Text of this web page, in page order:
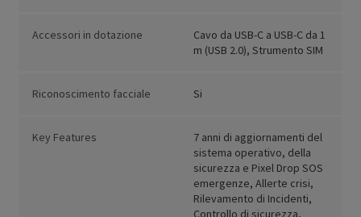
Accessori in dotazione
Cavo da USB-C a USB-C da 1
m (USB 2.0), Strumento SIM
Riconoscimento facciale Si
Key Features
7 anni di aggiornamenti del
sistema operativo, della
sicurezza e Pixel Drop SOS
emergenze, Allerte crisi,
Rilevamento di Incidenti,
Controllo di sicurezza,